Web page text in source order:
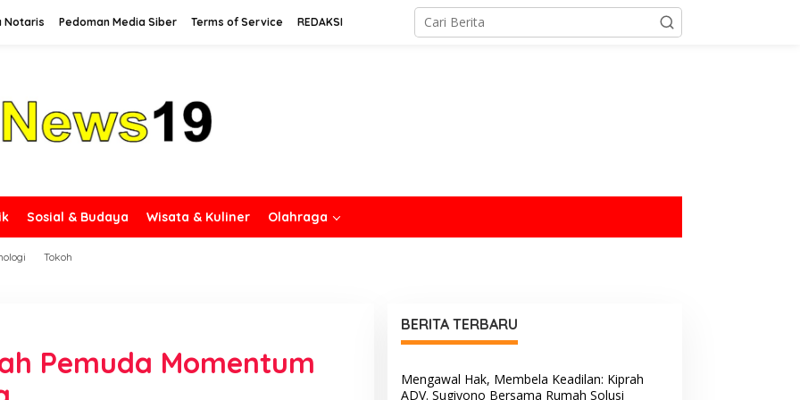
Notaris Pedoman Media Siber Terms of Service REDAKSI
Sosial & Budaya Wisata & Kuliner Olahraga
Tokoh
Pemuda Momentum
BERITA TERBARU
Mengawal Hak, Membela Keadilan: Kiprah
ADV. Sugiyono Bersama Rumah Solusi